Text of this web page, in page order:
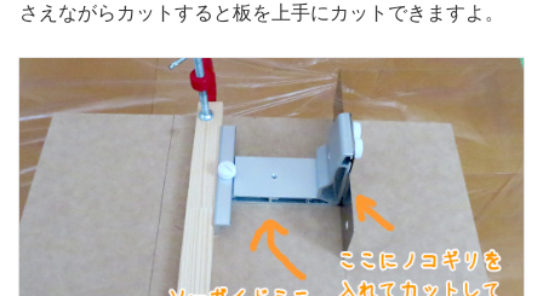
さえながらカットすると板を上手にカットできますよ。